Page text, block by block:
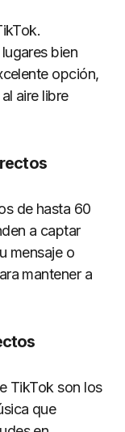
bien
opción,
aire libre
de hasta 60
a captar
mensaje o
mantener a
TikTok son los
que